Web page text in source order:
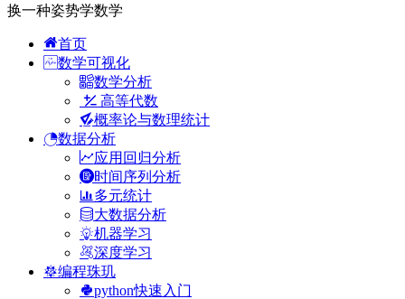
换一种姿势学数学
首页
数学可视化
数学分析
高等代数
概率论与数理统计
数据分析
应用回归分析
时间序列分析
多元统计
大数据分析
机器学习
深度学习
编程珠玑
python快速入门